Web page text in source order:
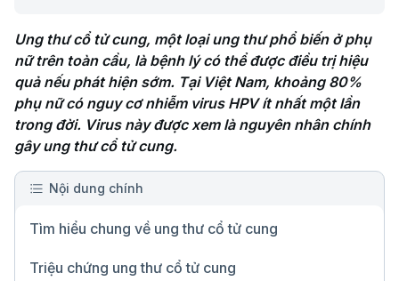
Ung thư cổ tử cung, một loại ung thư phổ biến ở phụ
nữ trên toàn cầu, là bệnh lý có thể được điều trị hiệu
quả nếu phát hiện sớm. Tại Việt Nam, khoảng 80%
phụ nữ có nguy cơ nhiễm virus HPV ít nhất một lần
trong đời. Virus này được xem là nguyên nhân chính
gây ung thư cổ tử cung.
Nội dung chính
Tìm hiểu chung về ung thư cổ tử cung
Triệu chứng ung thư cổ tử cung